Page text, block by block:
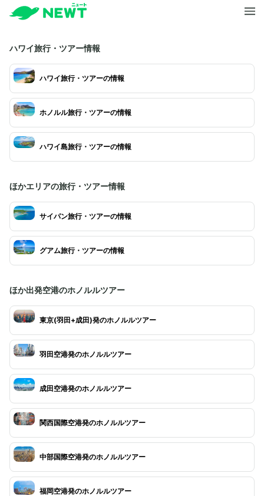
ハワイ旅行・ツアー情報
ハワイ旅行・ツアーの情報
ホノルル旅行・ツアーの情報
ハワイ島旅行・ツアーの情報
ほかエリアの旅行・ツアー情報
サイパン旅行・ツアーの情報
グアム旅行・ツアーの情報
ほか出発空港のホノルルツアー
東京(羽田+成田)発のホノルルツアー
羽田空港発のホノルルツアー
成田空港発のホノルルツアー
関西国際空港発のホノルルツアー
中部国際空港発のホノルルツアー
福岡空港発のホノルルツアー